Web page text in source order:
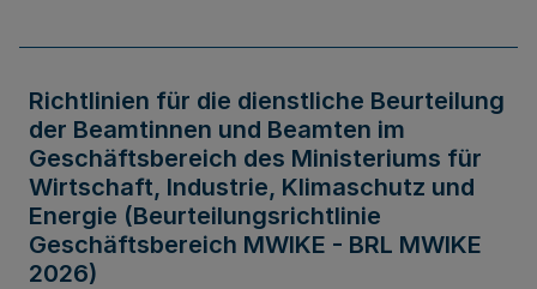
Richtlinien für die dienstliche Beurteilung
der Beamtinnen und Beamten im
Geschäftsbereich des Ministeriums für
Wirtschaft, Industrie, Klimaschutz und
Energie (Beurteilungsrichtlinie
Geschäftsbereich MWIKE - BRL MWIKE
2026)